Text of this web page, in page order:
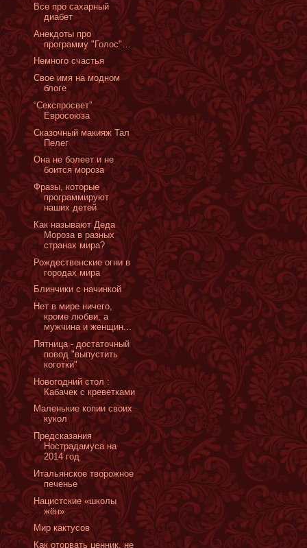
Все про сахарный
диабет
Анекдоты про
программу "Голос"…
Немного счастья
Свое имя на модном
блоге
“Секспросвет”
Евросоюза
Сказочный макияж Тал
Пелег
Она не болеет и не
боится мороза
Фразы, которые
программируют
наших детей
Как называют Деда
Мороза в разных
странах мира?
Рождественские огни в
городах мира
Блинчики с начинкой
Нет в мире ничего,
кроме любви, а
мужчина и женщин...
Пятница - достаточный
повод "выпустить
коготки"
Новогодний стол :
Кабачек с креветками
Маленькие копии своих
кукол
Предсказания
Нострадамуса на
2014 год
Итальянское творожное
печенье
Нацистские «школы
жён»
Мир кактусов
Как оторвать ценник, не